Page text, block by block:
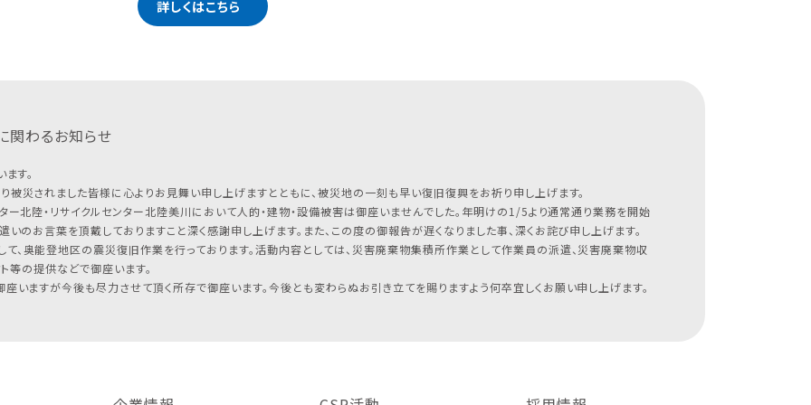
詳しくはこちら
関わるお知らせ
す。
被災されました皆様に心よりお見舞い申し上げますとともに、被災地の一刻も早い復旧復興をお祈り申し上げます。
ー北陸・リサイクルセンター北陸美川において人的・建物・設備被害は御座いませんでした。年明けの1/5より通常通り業務を開始
のお言葉を頂戴しておりますこと深く感謝申し上げます。また、この度の御報告が遅くなりました事、深くお詫び申し上げます。
、奥能登地区の震災復旧作業を行っております。活動内容としては、災害廃棄物集積所作業として作業員の派遣、災害廃棄物収
等の提供などで御座います。
いますが今後も尽力させて頂く所存で御座います。今後とも変わらぬお引き立てを賜りますよう何卒宜しくお願い申し上げます。